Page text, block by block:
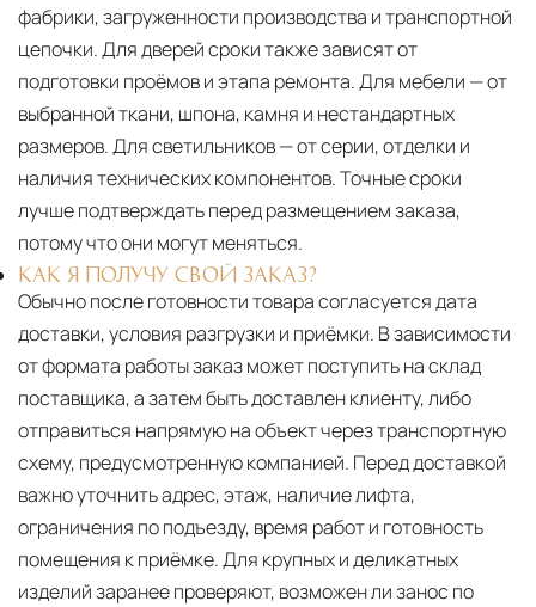
фабрики, загруженности производства и транспортной
цепочки. Для дверей сроки также зависят от
подготовки проёмов и этапа ремонта. Для мебели — от
выбранной ткани, шпона, камня и нестандартных
размеров. Для светильников — от серии, отделки и
наличия технических компонентов. Точные сроки
лучше подтверждать перед размещением заказа,
потому что они могут меняться.
КАК Я ПОЛУЧУ СВОЙ ЗАКАЗ?
Обычно после готовности товара согласуется дата
доставки, условия разгрузки и приёмки. В зависимости
от формата работы заказ может поступить на склад
поставщика, а затем быть доставлен клиенту, либо
отправиться напрямую на объект через транспортную
схему, предусмотренную компанией. Перед доставкой
важно уточнить адрес, этаж, наличие лифта,
ограничения по подъезду, время работ и готовность
помещения к приёмке. Для крупных и деликатных
изделий заранее проверяют, возможен ли занос по